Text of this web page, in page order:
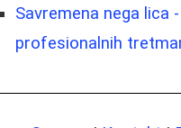
Savremena nega lica
profesionalnih